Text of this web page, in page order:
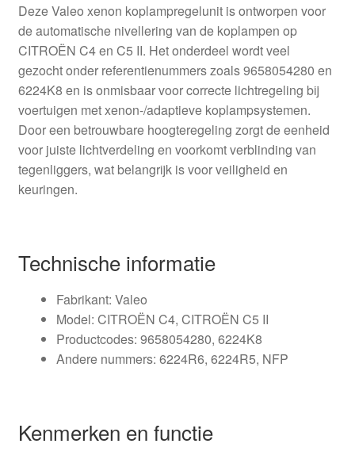
Deze Valeo xenon koplampregelunit is ontworpen voor
de automatische nivellering van de koplampen op
CITROËN C4 en C5 II. Het onderdeel wordt veel
gezocht onder referentienummers zoals 9658054280 en
6224K8 en is onmisbaar voor correcte lichtregeling bij
voertuigen met xenon-/adaptieve koplampsystemen.
Door een betrouwbare hoogteregeling zorgt de eenheid
voor juiste lichtverdeling en voorkomt verblinding van
tegenliggers, wat belangrijk is voor veiligheid en
keuringen.
Technische informatie
Fabrikant: Valeo
Model: CITROËN C4, CITROËN C5 II
Productcodes: 9658054280, 6224K8
Andere nummers: 6224R6, 6224R5, NFP
Kenmerken en functie